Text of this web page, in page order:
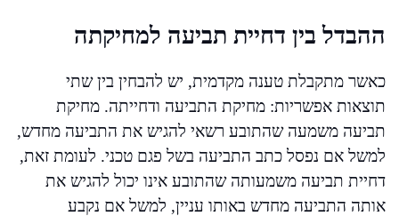
ההבדל בין דחיית תביעה למחיקתה
כאשר מתקבלת טענה מקדמית, יש להבחין בין שתי
תוצאות אפשריות: מחיקת התביעה ודחייתה. מחיקת
תביעה משמעה שהתובע רשאי להגיש את התביעה מחדש,
למשל אם נפסל כתב התביעה בשל פגם טכני. לעומת זאת,
דחיית תביעה משמעותה שהתובע אינו יכול להגיש את
אותה התביעה מחדש באותו עניין, למשל אם נקבע